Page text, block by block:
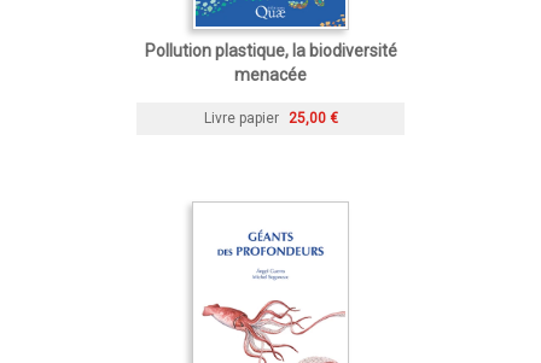
Pollution plastique, la biodiversité
menacée
Livre papier 25,00 €